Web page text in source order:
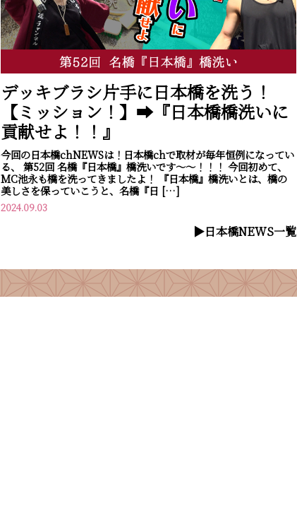
デッキブラシ片手に日本橋を洗う！
【ミッション！】➡『日本橋橋洗いに
貢献せよ！！』
今回の日本橋chNEWSは！日本橋chで取材が毎年恒例になってい
る、 第52回 名橋『日本橋』橋洗いです～～！！！ 今回初めて、
MC池永も橋を洗ってきましたよ！ 『日本橋』橋洗いとは、橋の
美しさを保っていこうと、名橋『日 […]
2024.09.03
▶︎日本橋NEWS一覧